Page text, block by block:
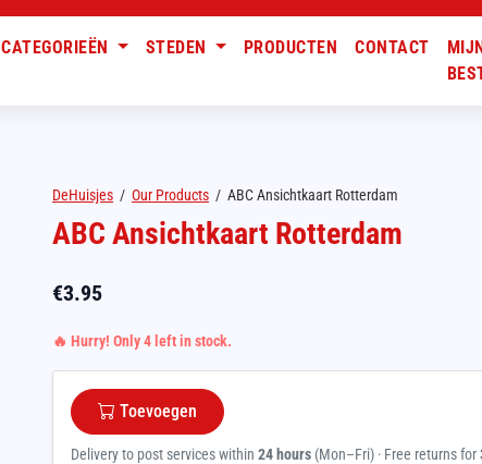
CATEGORIEËN STEDEN PRODUCTEN CONTACT
DeHuisjes / Our Products / ABC Ansichtkaart Rotterdam
ABC Ansichtkaart Rotterdam
€3.95
🔥 Hurry! Only 4 left in stock.
Toevoegen
Delivery to post services within 24 hours (Mon–Fri) · Free returns for